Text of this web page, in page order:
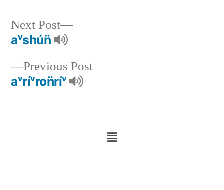
Previous Post
aᵛríᵛron̈ríᵛ
Next Post
aᵛshún̈